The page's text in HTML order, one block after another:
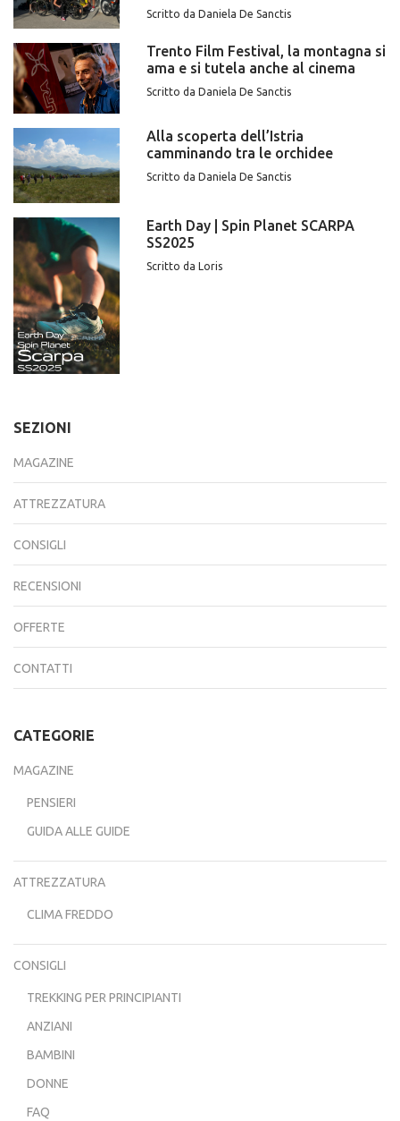
Scritto da Daniela De Sanctis
Trento Film Festival, la montagna si
ama e si tutela anche al cinema
Scritto da Daniela De Sanctis
Alla scoperta dell’Istria
camminando tra le orchidee
Scritto da Daniela De Sanctis
Earth Day | Spin Planet SCARPA
SS2025
Scritto da Loris
SEZIONI
MAGAZINE
ATTREZZATURA
CONSIGLI
RECENSIONI
OFFERTE
CONTATTI
CATEGORIE
MAGAZINE
PENSIERI
GUIDA ALLE GUIDE
ATTREZZATURA
CLIMA FREDDO
CONSIGLI
TREKKING PER PRINCIPIANTI
ANZIANI
BAMBINI
DONNE
FAQ